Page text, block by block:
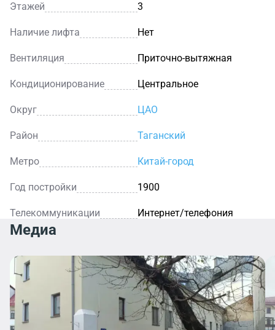
Этажей 3
Наличие лифта Нет
Вентиляция Приточно-вытяжная
Кондиционирование Центральное
Округ ЦАО
Район Таганский
Метро Китай-город
Год постройки 1900
Телекоммуникации Интернет/телефония
Медиа